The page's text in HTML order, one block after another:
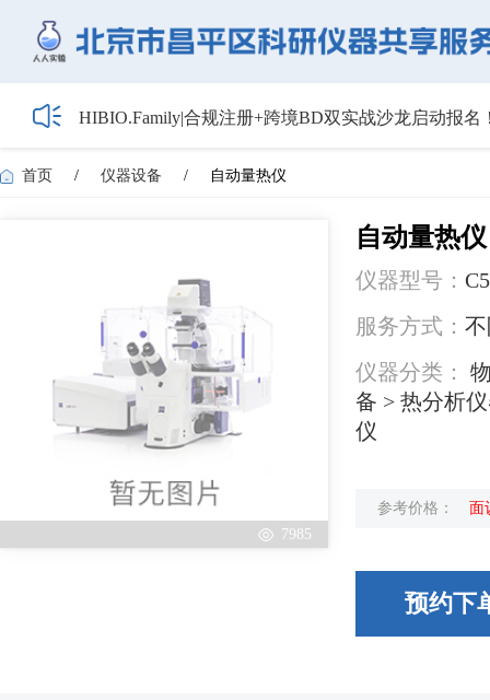
HIBIO.Family|合规注册+跨境BD双实战沙龙启动报名
【最新日程】2026年智慧电厂论坛议程首发！邀您4
关于召开2026年度昌平区高新技术企业培育工作会
首页 / 仪器设备 / 自动量热仪
7985
自动量热仪
仪器型号：
服务方式：
仪器分类：
备 > 热分析
仪
参考价格： 面
预约下